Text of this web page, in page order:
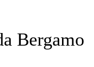
Bergamo